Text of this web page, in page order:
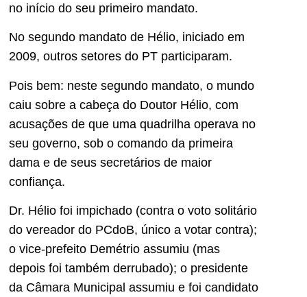
no início do seu primeiro mandato.
No segundo mandato de Hélio, iniciado em
2009, outros setores do PT participaram.
Pois bem: neste segundo mandato, o mundo
caiu sobre a cabeça do Doutor Hélio, com
acusações de que uma quadrilha operava no
seu governo, sob o comando da primeira
dama e de seus secretários de maior
confiança.
Dr. Hélio foi impichado (contra o voto solitário
do vereador do PCdoB, único a votar contra);
o vice-prefeito Demétrio assumiu (mas
depois foi também derrubado); o presidente
da Câmara Municipal assumiu e foi candidato